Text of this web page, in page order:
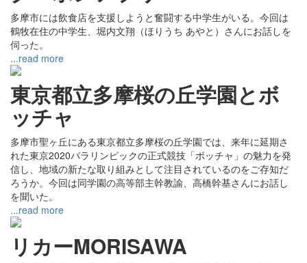
多摩市には飲食店を支援しようと奮闘する中学生がいる。今回は
鶴牧在住の中学生、堀内文翔（ほりうち あやと）さんにお話しを
伺った。
...read more
東京都立多摩桜の丘学園とボ
ッチャ
多摩市聖ヶ丘にある東京都立多摩桜の丘学園では、来年に延期さ
れた東京2020パラリンピックの正式競技「ボッチャ」の魅力を発
信し、地域の新たな取り組みとして注目されているのをご存知だ
ろうか。今回は同学園の高等部主幹教諭、高橋幹基さんにお話し
を聞いた。
...read more
リカーMORISAWA